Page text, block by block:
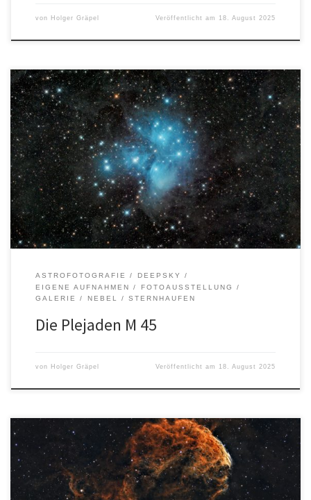
von Holger Gräpel Veröffentlicht am 18. August 2025
Autor: Holger GräpelOrt: Felm Entfernung: ca. 444
LichtjahreSternbild: Stier Aufnahmedaten: Alle Bilder, Texte und
Logos sind urheberrechtlich geschützt. Die Rechte liegen bei
dem/der jeweiligen Urheber*in.
ASTROFOTOGRAFIE
DEEPSKY
EIGENE AUFNAHMEN
FOTOAUSSTELLUNG
GALERIE
NEBEL STERNHAUFEN
Die Plejaden M 45
von Holger Gräpel Veröffentlicht am 18. August 2025
Autor: Sebastian VahderOrt: Garten in PreetzAufnahmedatum:
29.11. + 30.11.2024 Entfernung: ca. 5.500 LichtjahreSternbild: